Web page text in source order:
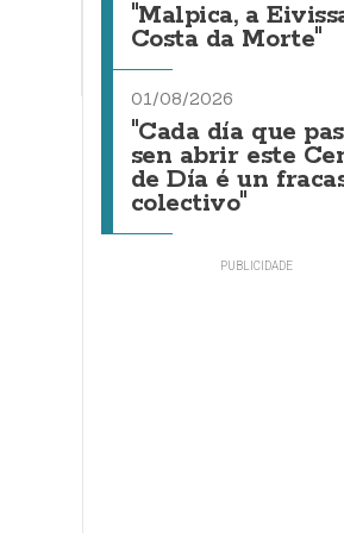
"Malpica, a
Costa da Morte"
01/08/2026
"Cada día que
sen abrir este
de Día é un
colectivo"